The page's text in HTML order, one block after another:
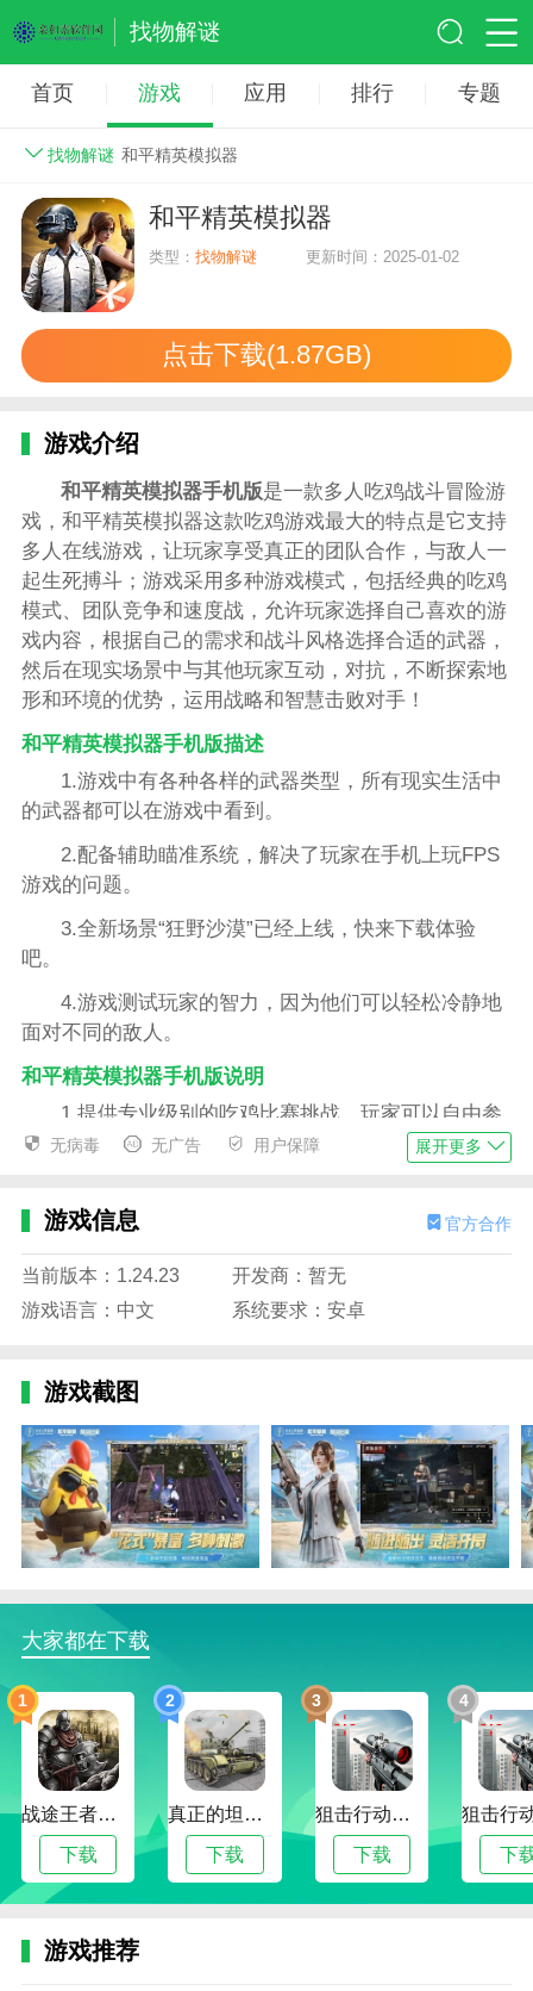
找物解谜
首页 游戏 应用 排行 专题
找物解谜 和平精英模拟器
和平精英模拟器
类型：找物解谜 更新时间：2025-01-02
点击下载(1.87GB)
游戏介绍
和平精英模拟器手机版是一款多人吃鸡战斗冒险游
戏，和平精英模拟器这款吃鸡游戏最大的特点是它支持
多人在线游戏，让玩家享受真正的团队合作，与敌人一
起生死搏斗；游戏采用多种游戏模式，包括经典的吃鸡
模式、团队竞争和速度战，允许玩家选择自己喜欢的游
戏内容，根据自己的需求和战斗风格选择合适的武器，
然后在现实场景中与其他玩家互动，对抗，不断探索地
形和环境的优势，运用战略和智慧击败对手！
和平精英模拟器手机版描述
1.游戏中有各种各样的武器类型，所有现实生活中
的武器都可以在游戏中看到。
2.配备辅助瞄准系统，解决了玩家在手机上玩FPS
游戏的问题。
3.全新场景“狂野沙漠”已经上线，快来下载体验
吧。
4.游戏测试玩家的智力，因为他们可以轻松冷静地
面对不同的敌人。
和平精英模拟器手机版说明
1.提供专业级别的吃鸡比赛挑战，玩家可以自由参
与。
击。
3.建立全新的战场，为玩家带来新鲜的视觉体验。
4.创新的吃鸡模式让玩家可以自由选择和体验不同
和平精英模拟器手机版内容
2.地图上散落着数百件武器，玩家可以收集配件来
组装强大的装备。
3.武器、子弹和盔甲都是参照现实设计的，增强了
游戏的真实感。
4.节日活动丰富，为玩家带来独特的射击战斗体
验。
和平精英模拟器手机版亮点
1.现代格斗射击游戏，与敌人进行激烈战斗，完美
狙击和杀死敌人，完成战斗任务。
2.真实的3D游戏界面，逼真的游戏场景，成为狙击
手，开始激动人心的战斗。
3.新模式带来了独特的战斗，每个玩家都可以成为
最引人注目的存在。
4.大量游戏武器等着你收集，数百支狙击步枪、步
枪等等等着你体验。
无病毒 无广告 用户保障 展开更多
游戏信息 官方合作
当前版本：1.24.23
开发商：暂无
游戏语言：中文
系统要求：安卓
游戏截图
大家都在下载
1
战途王者最新版
下载
2
真正的坦克大战
下载
3
狙击行动代号猎鹰最新版
下载
4
下
游戏推荐